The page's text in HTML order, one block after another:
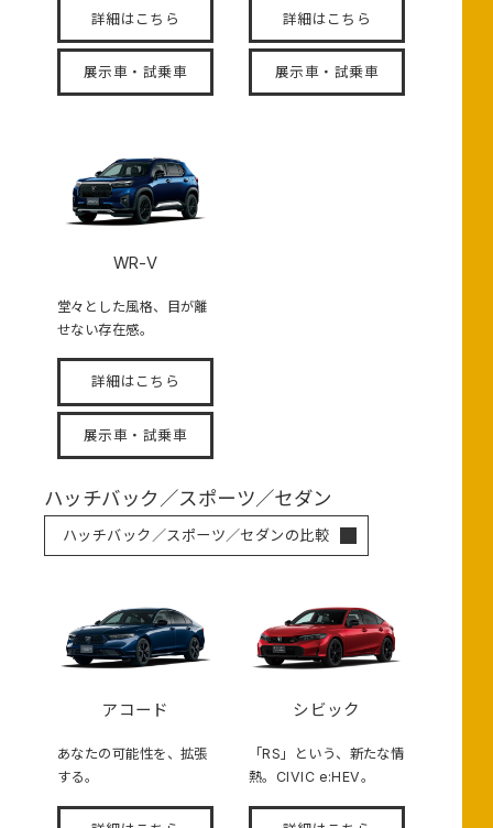
詳細はこちら
展示車・試乗車
詳細はこちら
展示車・試乗車
WR-V
堂々とした風格、目が離
せない存在感。
詳細はこちら
展示車・試乗車
ハッチバック／スポーツ／セダン
ハッチバック／スポーツ／セダンの比較
アコード
あなたの可能性を、拡張
する。
シビック
「RS」という、新たな情
熱。CIVIC e:HEV。